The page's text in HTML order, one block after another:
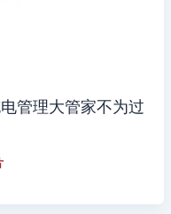
管理大管家不为过